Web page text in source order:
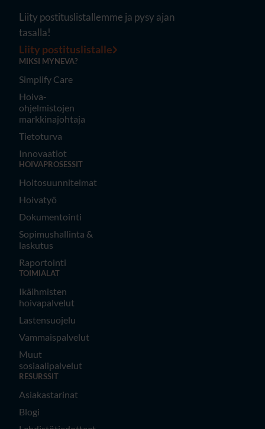
Liity postituslistallemme ja pysy ajan
tasalla!
Liity postituslistalle
MIKSI MYNEVA?
Simplify Care
Hoiva-
ohjelmistojen
markkinajohtaja
Tietoturva
Innovaatiot
HOIVAPROSESSIT
Hoitosuunnitelmat
Hoivatyö
Dokumentointi
Sopimushallinta &
laskutus
Raportointi
TOIMIALAT
Ikäihmisten
hoivapalvelut
Lastensuojelu
Vammaispalvelut
Muut
sosiaalipalvelut
RESURSSIT
Asiakastarinat
Blogi